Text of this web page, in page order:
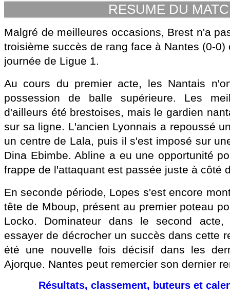
RESUME DU
Malgré de meilleures occasions, Brest n'a
troisième succès de rang face à Nantes (0-
journée de Ligue 1.
Au cours du premier acte, les Nantais
possession de balle supérieure. Les
d'ailleurs été brestoises, mais le gardien
sur sa ligne. L'ancien Lyonnais a repoussé
un centre de Lala, puis il s'est imposé sur
Dina Ebimbe. Abline a eu une opportunité
frappe de l'attaquant est passée juste à côté
En seconde période, Lopes s'est encore
tête de Mboup, présent au premier poteau
Locko. Dominateur dans le second
essayer de décrocher un succès dans cette
été une nouvelle fois décisif dans les
Ajorque. Nantes peut remercier son dernier
Résultats, classement, buteurs et